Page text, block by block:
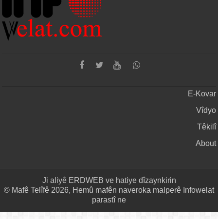
E-Kovar
Vîdyo
Têkilî
About
Ji aliyê ERDWEB ve hatiye dîzaynkirin
© Mafê Telîfê 2026, Hemû mafên naveroka malperê Infowelat
parastî ne